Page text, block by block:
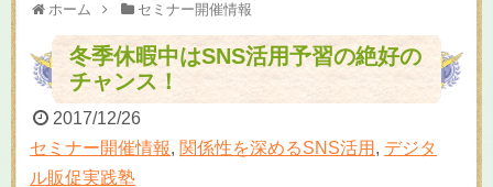
ホーム セミナー開催情報
冬季休暇中はSNS活用予習の絶好の
チャンス！
2017/12/26
セミナー開催情報, 関係性を深めるSNS活用 , デジタ
ル販促実践塾